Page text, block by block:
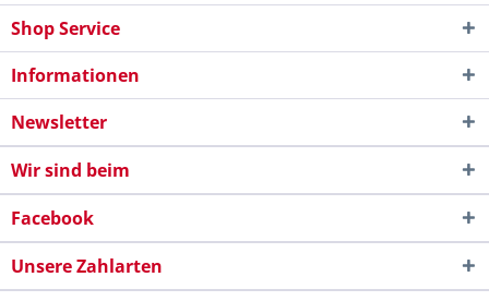
Shop Service
Informationen
Newsletter
Wir sind beim
Facebook
Unsere Zahlarten